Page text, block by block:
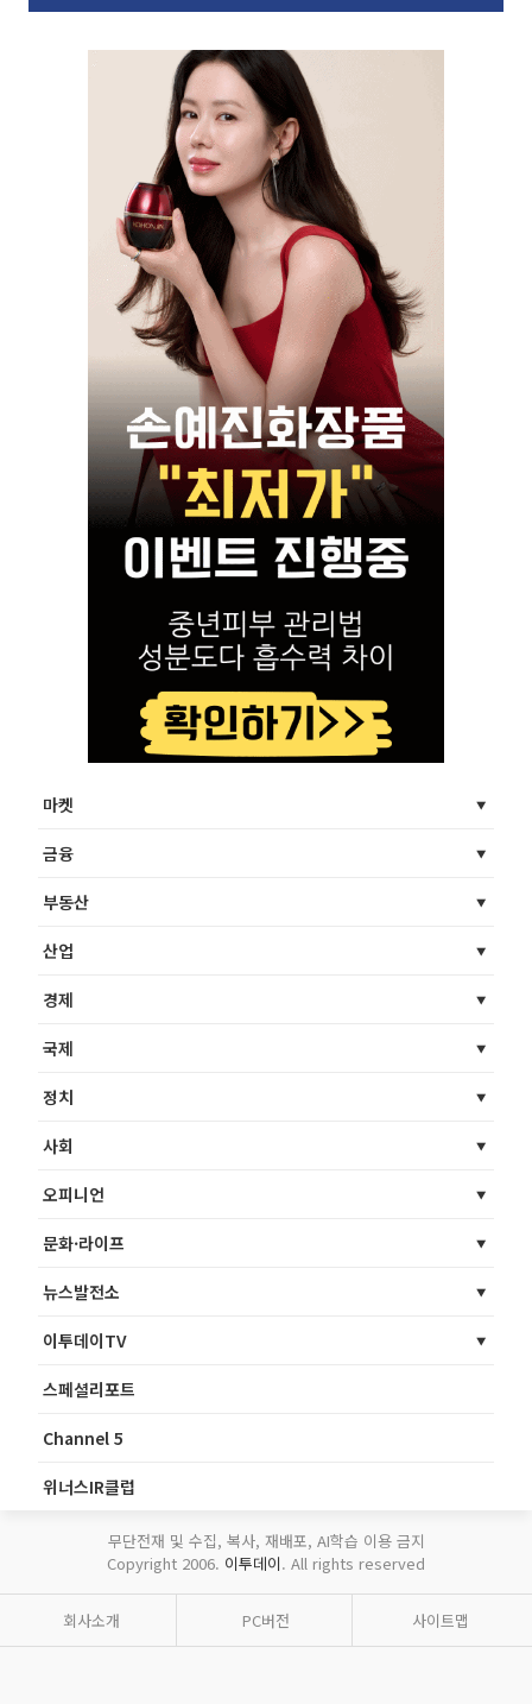
마켓
금융
부동산
산업
경제
국제
정치
사회
오피니언
문화·라이프
뉴스발전소
이투데이TV
스페셜리포트
Channel 5
위너스IR클럽
무단전재 및 수집, 복사, 재배포, AI학습 이용 금지
Copyright 2006. 이투데이. All rights reserved
회사소개 PC버전 사이트맵